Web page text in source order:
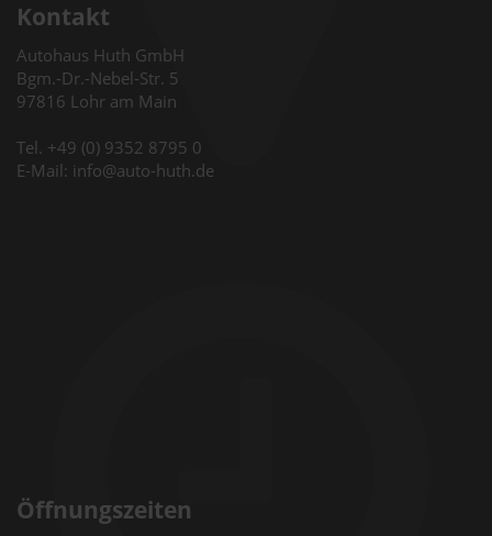
Kontakt
Autohaus Huth GmbH
Bgm.-Dr.-Nebel-Str. 5
97816 Lohr am Main
Tel. +49 (0) 9352 8795 0
E-Mail: info@auto-huth.de
Öffnungszeiten